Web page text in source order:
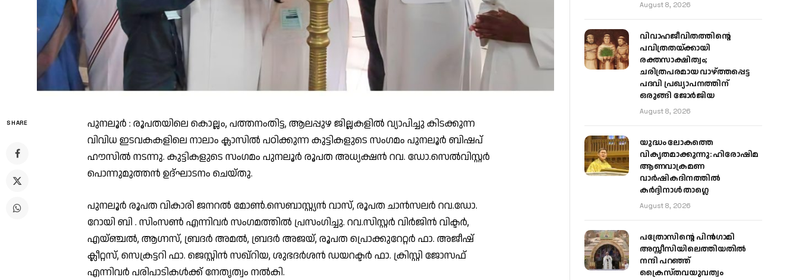
SHARE
പുനലൂർ : രൂപതയിലെ കൊല്ലം, പത്തനംതിട്ട, ആലപ്പുഴ ജില്ലകളിൽ വ്യാപിച്ചു കിടക്കുന്ന
വിവിധ ഇടവകകളിലെ നാലാം ക്ലാസിൽ പഠിക്കുന്ന കുട്ടികളുടെ സംഗമം പുനലൂർ ബിഷപ്
ഹൗസിൽ നടന്നു. കുട്ടികളുടെ സംഗമം പുനലൂർ രൂപത അധ്യക്ഷൻ റവ. ഡോ.സെൽവിസ്റ്റർ
പൊന്നുമുത്തൻ ഉദ്ഘാടനം ചെയ്‌തു.
പുനലൂർ രൂപത വികാരി ജനറൽ മോൺ.സെബാസ്റ്റ്യൻ വാസ്, രൂപത ചാൻസലർ റവ.ഡോ.
റോയി ബി . സിംസൺ എന്നിവർ സംഗമത്തിൽ പ്രസംഗിച്ചു. റവ.സിസ്റ്റർ വിർജിൻ വിക്ടർ,
എയ്ഞ്ചൽ, ആഗ്നസ്, ബ്രദർ അമൽ, ബ്രദർ അജയ്, രൂപത പ്രൊക്കുറേറ്റർ ഫാ. അജീഷ്
ക്ലീറ്റസ്, സെക്രട്ടറി ഫാ. ജെസ്റ്റിൻ സഖ്റിയ, ശുഭദർശൻ ഡയറക്ടർ ഫാ. ക്രിസ്റ്റി ജോസഫ്
എന്നിവർ പരിപാടികൾക്ക് നേതൃത്വം നൽകി.
August 8, 2026
വിവാഹജീവിതത്തിന്റെ
പവിത്രതയ്ക്കായി
രക്തസാക്ഷിത്വം;
ചരിത്രപരമായ വാഴ്ത്തപ്പെട്ട
പദവി പ്രഖ്യാപനത്തിന്
ഒരുങ്ങി ജോര്‍ജിയ
August 8, 2026
യുദ്ധം ലോകത്തെ
വികൃതമാക്കുന്നു: ഹിരോഷിമ
ആണവാക്രമണ
വാർഷികദിനത്തിൽ
കർദ്ദിനാൾ താഗ്ലെ
August 8, 2026
പത്രോസിന്റെ പിൻഗാമി
അസ്സീസിയിലെത്തിയതിൽ
നന്ദി പറഞ്ഞ്
ക്രൈസ്തവയുവത്വം